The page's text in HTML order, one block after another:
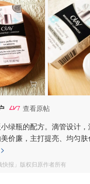
7 查看原帖
绿瓶的配方。滴管设计
价廉，主打提亮、均匀
快报」版权归原作者所有